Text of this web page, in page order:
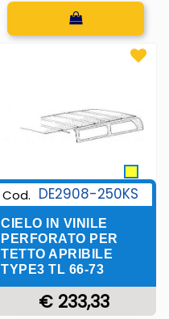
Quantità
Cod. DE2908-250KS
CIELO IN VINILE
PERFORATO PER
TETTO APRIBILE
TYPE3 TL 66-73
€ 233,33